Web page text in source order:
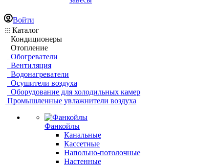
Войти
Каталог
Кондиционеры
Отопление
Обогреватели
Вентиляция
Водонагреватели
Осушители воздуха
Оборудование для холодильных камер
Промышленные увлажнители воздуха
Фанкойлы
Канальные
Кассетные
Напольно-потолочные
Настенные